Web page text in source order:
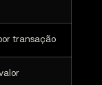
transação